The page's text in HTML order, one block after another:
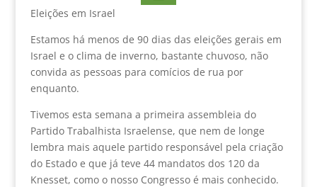
Eleições em Israel
Estamos há menos de 90 dias das eleições gerais em
Israel e o clima de inverno, bastante chuvoso, não
convida as pessoas para comícios de rua por
enquanto.
Tivemos esta semana a primeira assembleia do
Partido Trabalhista Israelense, que nem de longe
lembra mais aquele partido responsável pela criação
do Estado e que já teve 44 mandatos dos 120 da
Knesset, como o nosso Congresso é mais conhecido.